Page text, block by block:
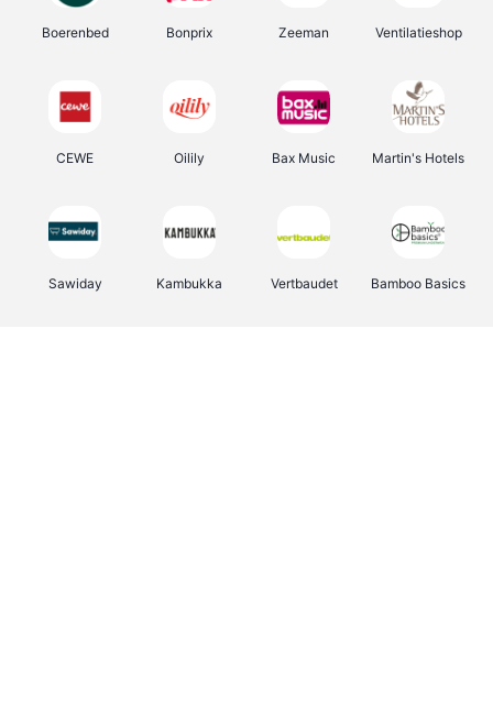
Boerenbed Bonprix Zeeman Ventilatieshop
CEWE Oilily Bax Music Martin's Hotels
Sawiday Kambukka Vertbaudet Bamboo Basics